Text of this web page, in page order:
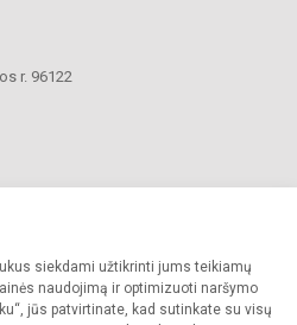
siekdami užtikrinti jums teikiamų
naudojimą ir optimizuoti naršymo
jūs patvirtinate, kad sutinkate su visų
r. 96122
centras. Visos teisės saugomos.
sutikimo griežtai draudžiama.
Slapukų valdymas